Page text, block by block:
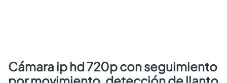
cámara ip hd 720p con seguimiento